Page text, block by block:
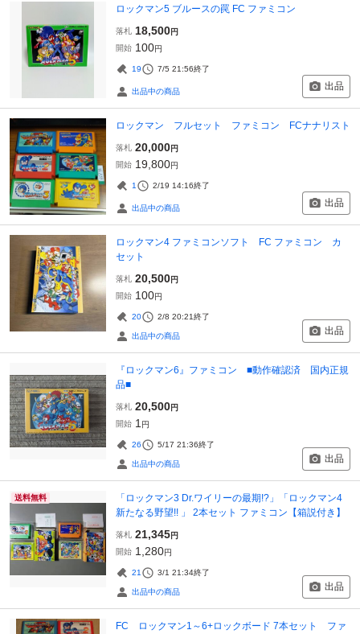
ロックマン5 ブルースの罠 FC ファミコン
落札 18,500円
開始 100円
19 7/5 21:56終了
出品中の商品 出品
ロックマン フルセット ファミコン FCナナリスト
落札 20,000円
開始 19,800円
1 2/19 14:16終了
出品中の商品 出品
ロックマン4 ファミコンソフト FC ファミコン カ
セット
落札 20,500円
開始 100円
20 2/8 20:21終了
出品中の商品 出品
『ロックマン6』ファミコン ■動作確認済 国内正規
品■
落札 20,500円
開始 1 円
26 5/17 21:36終了
出品中の商品 出品
送料無料
「ロックマン3 Dr.ワイリーの最期!?」「ロックマン4
新たなる野望!! 」 2本セット ファミコン【箱説付き】
落札 21,345円
開始 1,280円
21 3/1 21:34終了
出品中の商品 出品
FC ロックマン1～6+ロックボード 7本セット ファ